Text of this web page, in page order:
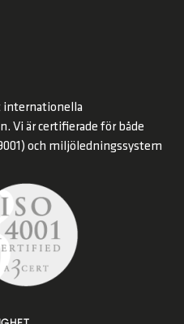
internationella
Vi är certifierade för både
och miljöledningssystem